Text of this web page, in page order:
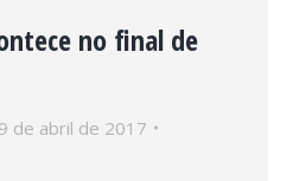
no final de
9 de abril de 2017